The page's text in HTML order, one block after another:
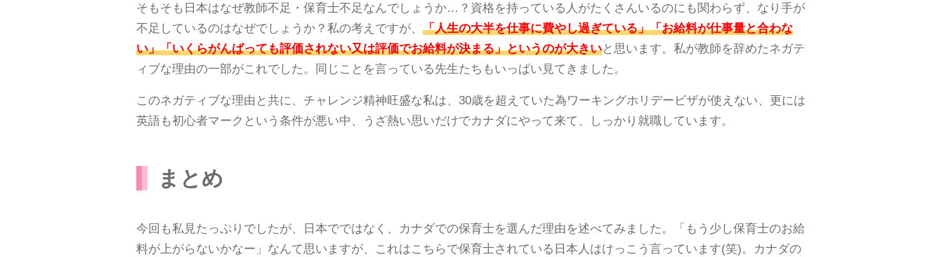
そもそも日本はなぜ教師不足・保育士不足なんでしょうか…？資格を持っている人がたくさんいるのにも関わらず、なり手が
不足しているのはなぜでしょうか？私の考えですが、「人生の大半を仕事に費やし過ぎている」「お給料が仕事量と合わな
い」「いくらがんばっても評価されない又は評価でお給料が決まる」というのが大きいと思います。私が教師を辞めたネガテ
ィブな理由の一部がこれでした。同じことを言っている先生たちもいっぱい見てきました。
このネガティブな理由と共に、チャレンジ精神旺盛な私は、30歳を超えていた為ワーキングホリデービザが使えない、更には
英語も初心者マークという条件が悪い中、うざ熱い思いだけでカナダにやって来て、しっかり就職しています。
まとめ
今回も私見たっぷりでしたが、日本でではなく、カナダでの保育士を選んだ理由を述べてみました。「もう少し保育士のお給
料が上がらないかなー」なんて思いますが、これはこちらで保育士されている日本人はけっこう言っています(笑)。カナダの